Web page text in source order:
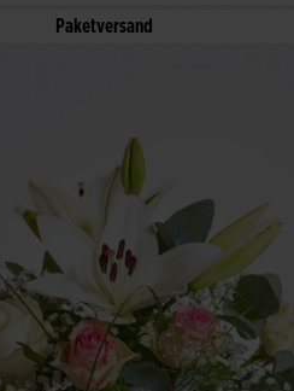
Paketversand